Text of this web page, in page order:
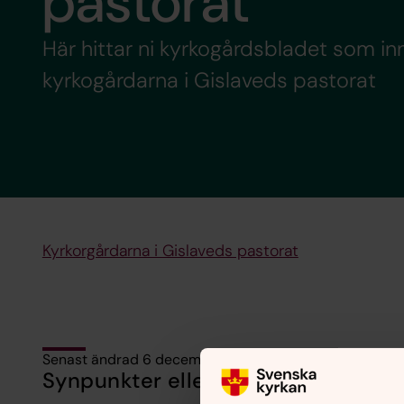
Här hittar ni kyrkogårdsbladet som
kyrkogårdarna i Gislaveds pastorat
Kyrkorgårdarna i Gislaveds pastorat
Senast ändrad 6 december 2024
Synpunkter eller frågor på sidans